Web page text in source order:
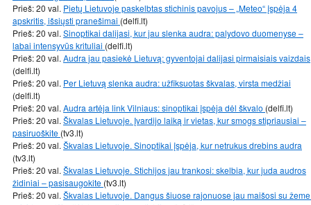
Prieš: 20 val. Pietų Lietuvoje paskelbtas stichinis pavojus – „Meteo“ įspėja 4
apskritis, išsiųsti pranešimai (delfi.lt)
Prieš: 20 val. Sinoptikai dalijasi, kur jau slenka audra: palydovo duomenyse –
labai intensyvūs krituliai (delfi.lt)
Prieš: 20 val. Audra jau pasiekė Lietuvą: gyventojai dalijasi pirmaisiais vaizdais
(delfi.lt)
Prieš: 20 val. Per Lietuvą slenka audra: užfiksuotas škvalas, virsta medžiai
(delfi.lt)
Prieš: 20 val. Audra artėja link Vilniaus: sinoptikai įspėja dėl škvalo (delfi.lt)
Prieš: 20 val. Škvalas Lietuvoje. Įvardijo laiką ir vietas, kur smogs stipriausiai –
pasiruoškite (tv3.lt)
Prieš: 20 val. Škvalas Lietuvoje. Sinoptikai įspėja, kur netrukus drebins audra
(tv3.lt)
Prieš: 20 val. Škvalas Lietuvoje. Stichijos jau trankosi: skelbia, kur juda audros
židiniai – pasisaugokite (tv3.lt)
Prieš: 20 val. Škvalas Lietuvoje. Dangus šiuose rajonuose jau maišosi su